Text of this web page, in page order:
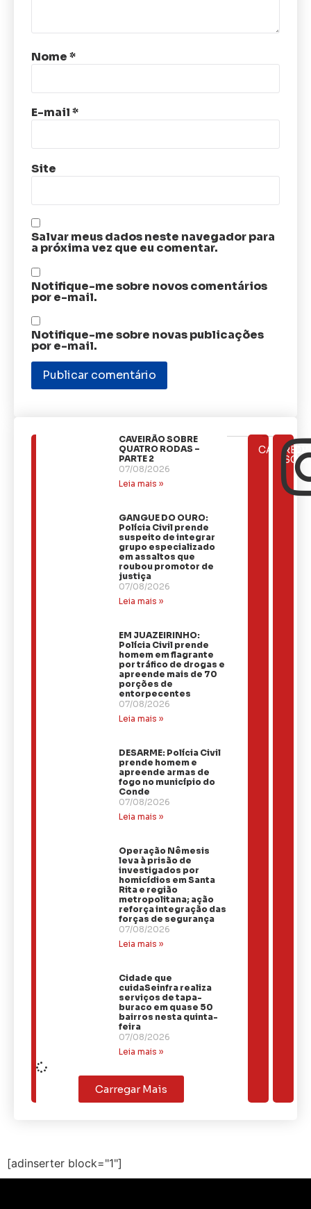
Nome*
E-mail*
Site
Salvar meus dados neste navegador para
a próxima vez que eu comentar.
Notifique-me sobre novos comentários
por e-mail.
Notifique-me sobre novas publicações
por e-mail.
CAVEIRÃO SOBRE
QUATRO RODAS –
PARTE 2
07/08/2026
Leia mais »
GANGUE DO OURO:
Polícia Civil prende
suspeito de integrar
grupo especializado
em assaltos que
roubou promotor de
justiça
07/08/2026
Leia mais »
EM JUAZEIRINHO:
Polícia Civil prende
homem em flagrante
por tráfico de drogas e
apreende mais de 70
porções de
entorpecentes
07/08/2026
Leia mais »
DESARME: Polícia Civil
prende homem e
apreende armas de
fogo no município do
Conde
07/08/2026
Leia mais »
Operação Nêmesis
leva à prisão de
investigados por
homicídios em Santa
Rita e região
metropolitana; ação
reforça integração das
forças de segurança
07/08/2026
Leia mais »
Cidade que
cuidaSeinfra realiza
serviços de tapa-
buraco em quase 50
bairros nesta quinta-
feira
07/08/2026
Leia mais »
Carregar Mais
[adinserter block="1"]